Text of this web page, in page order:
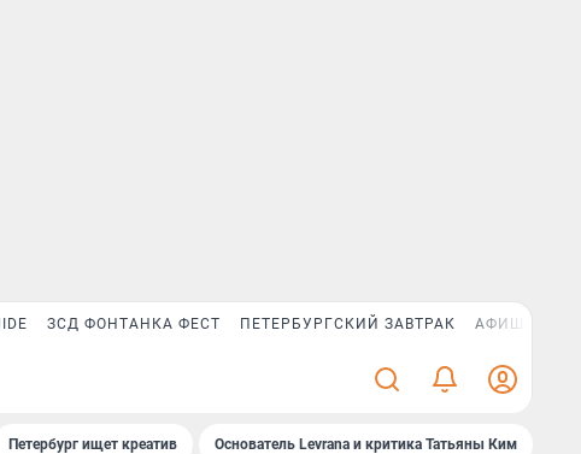
ЗСД ФОНТАНКА ФЕСТ ПЕТЕРБУРГСКИЙ ЗАВТРАК АФИША PLUS
Петербург ищет креатив Основатель Levrana и критика Татьяны Ким